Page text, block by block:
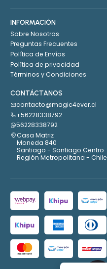
INFORMACIÓN
Sobre Nosotros
Preguntas Frecuentes
Política de Envíos
Política de privacidad
Términos y Condiciones
CONTÁCTANOS
contacto@magic4ever.cl
+56228338792
56228338792
Casa Matriz
Moneda 840
Santiago - Santiago Centro
Región Metropolitana - Chile